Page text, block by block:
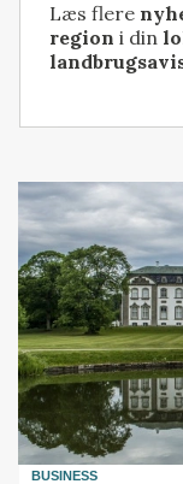
Læs flere
region i din
BUSINESS